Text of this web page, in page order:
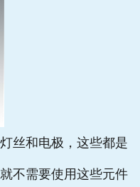
丝和电极，这些都是
不需要使用这些元件